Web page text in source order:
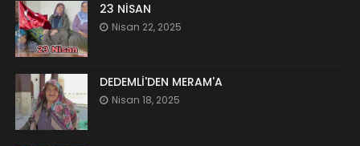
23 NİSAN
Nisan 22, 2025
DEDEMLİ'DEN MERAM'A
Nisan 18, 2025